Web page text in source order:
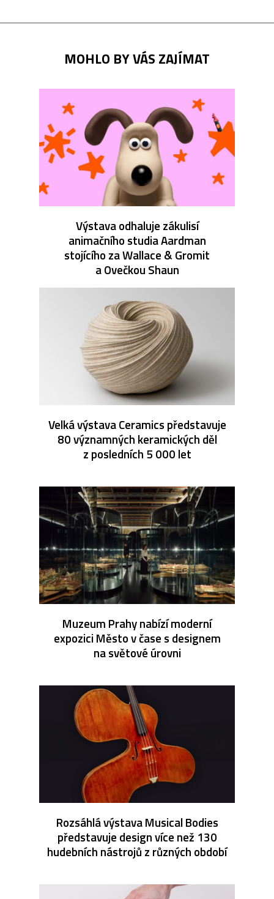
MOHLO BY VÁS ZAJÍMAT
Výstava odhaluje zákulisí
animačního studia Aardman
stojícího za Wallace & Gromit
a Ovečkou Shaun
Velká výstava Ceramics představuje
80 významných keramických děl
z posledních 5 000 let
Muzeum Prahy nabízí moderní
expozici Město v čase s designem
na světové úrovni
Rozsáhlá výstava Musical Bodies
představuje design více než 130
hudebních nástrojů z různých období